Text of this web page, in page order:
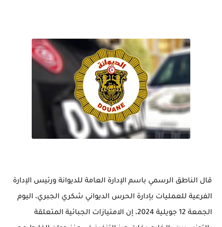
قال الناطق الرسمي باسم الإدارة العامة للديوانة ورئيس الإدارة
الفرعية للعمليات بإدارة الحرس الديواني شكري الجبري، اليوم
الجمعة 12 جويلية 2024، إن الامتيازات الجبائية المتعلقة